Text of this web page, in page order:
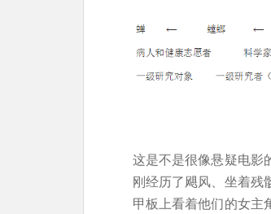
这是不是很像悬疑电影
刚经历了飓风、坐着残
甲板上看着他们的女主